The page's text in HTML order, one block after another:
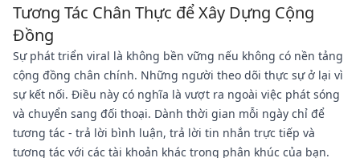
Tương Tác Chân Thực để Xây Dựng Cộng
Đồng
Sự phát triển viral là không bền vững nếu không có nền tảng
cộng đồng chân chính. Những người theo dõi thực sự ở lại vì
sự kết nối. Điều này có nghĩa là vượt ra ngoài việc phát sóng
và chuyển sang đối thoại. Dành thời gian mỗi ngày chỉ để
tương tác - trả lời bình luận, trả lời tin nhắn trực tiếp và
tương tác với các tài khoản khác trong phân khúc của bạn.